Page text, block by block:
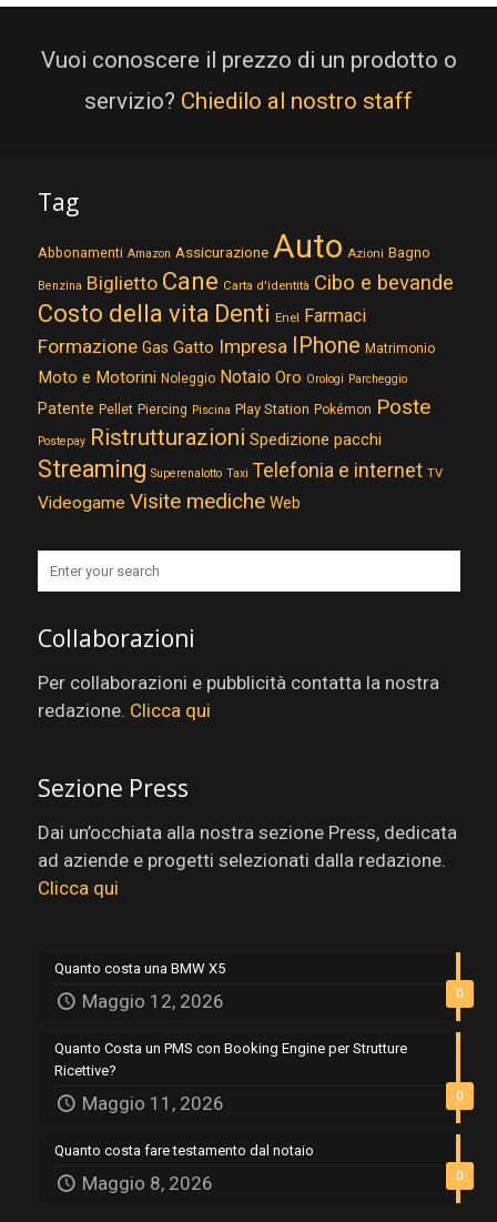
Vuoi conoscere il prezzo di un prodotto o
servizio? Chiedilo al nostro staff
Tag
Abbonamenti Amazon Assicurazione Auto Azioni Bagno
Benzina Biglietto Cane Carta d'identità Cibo e bevande
Costo della vita Denti Enel Farmaci
Formazione Gas Gatto Impresa IPhone Matrimonio
Moto e Motorini Noleggio Notaio Oro Orologi Parcheggio
Patente Pellet Piercing Piscina Play Station Pokémon Poste
Postepay Ristrutturazioni Spedizione pacchi
Streaming Superenalotto Taxi Telefonia e internet TV
Videogame Visite mediche Web
Collaborazioni
Per collaborazioni e pubblicità contatta la nostra
redazione. Clicca qui
Sezione Press
Dai un’occhiata alla nostra sezione Press, dedicata
ad aziende e progetti selezionati dalla redazione.
Clicca qui
0
Quanto costa una BMW X5
Maggio 12, 2026
0
Quanto Costa un PMS con Booking Engine per Strutture
Ricettive?
Maggio 11, 2026
0
Quanto costa fare testamento dal notaio
Maggio 8, 2026